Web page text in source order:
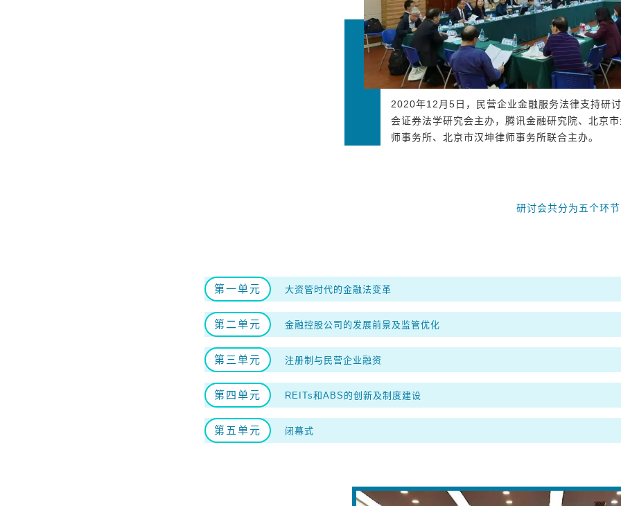
2020年12月5日，民营企业金融服务法律支持研
会证券法学研究会主办，腾讯金融研究院、北京
师事务所、北京市汉坤律师事务所联合主办。
研讨会共分为五个环节
第一单元 大资管时代的金融法变革
第二单元 金融控股公司的发展前景及监管优化
第三单元 注册制与民营企业融资
第四单元 REITs和ABS的创新及制度建设
第五单元 闭幕式